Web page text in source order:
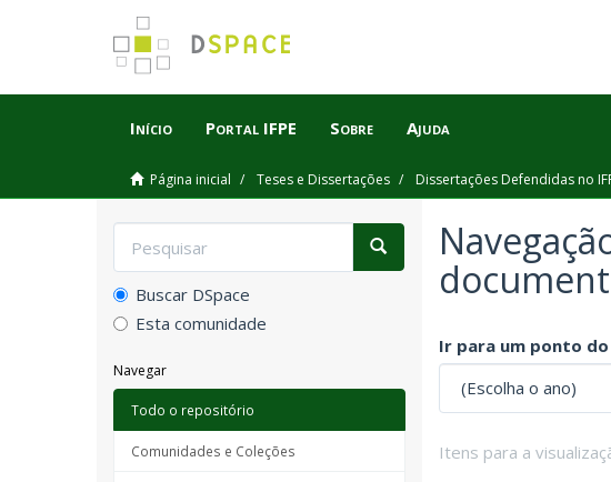
Início Portal IFPE Sobre Ajuda
Página inicial Teses e Dissertações Dissertações Defendidas no
Buscar DSpace
Esta comunidade
Navegar
Todo o repositório
Comunidades e Coleções
Ir para um ponto do
Itens para a